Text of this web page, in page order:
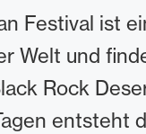
Festival ist
Welt und
Rock
entsteht